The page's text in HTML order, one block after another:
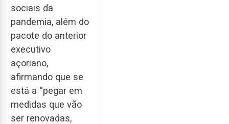
sociais da
pandemia, além do
pacote do anterior
executivo
açoriano,
afirmando que se
está a “pegar em
medidas que vão
ser renovadas,